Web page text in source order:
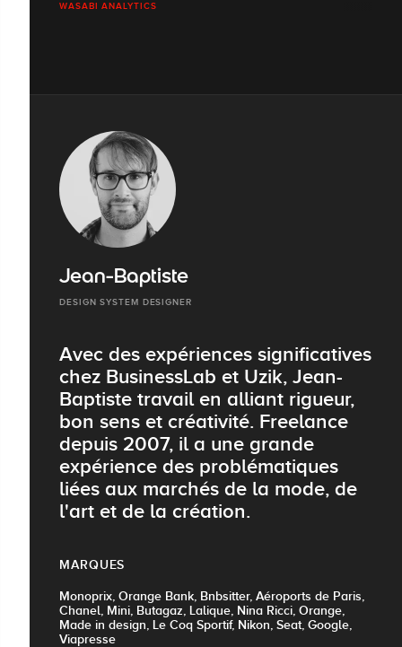
WASABI ANALYTICS
Jean-Baptiste
DESIGN SYSTEM DESIGNER
Avec des expériences significatives
chez BusinessLab et Uzik, Jean-
Baptiste travail en alliant rigueur,
bon sens et créativité. Freelance
depuis 2007, il a une grande
expérience des problématiques
liées aux marchés de la mode, de
l'art et de la création.
MARQUES
Monoprix, Orange Bank, Bnbsitter, Aéroports de Paris,
Chanel, Mini, Butagaz, Lalique, Nina Ricci, Orange,
Made in design, Le Coq Sportif, Nikon, Seat, Google,
Viapresse